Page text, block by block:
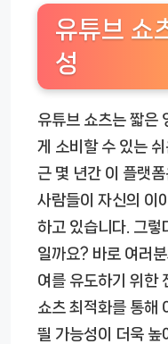
유튜브 쇼
성
유튜브 쇼츠는 짧은
게 소비할 수 있는
근 몇 년간 이 플랫
사람들이 자신의 이
하고 있습니다. 그렇
일까요? 바로 여러
여를 유도하기 위한
쇼츠 최적화를 통해
띌 가능성이 더욱 높